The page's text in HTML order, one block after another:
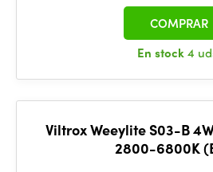
En stock4
COMPRAR
Viltrox Weeylite S03-B
2800-6800K